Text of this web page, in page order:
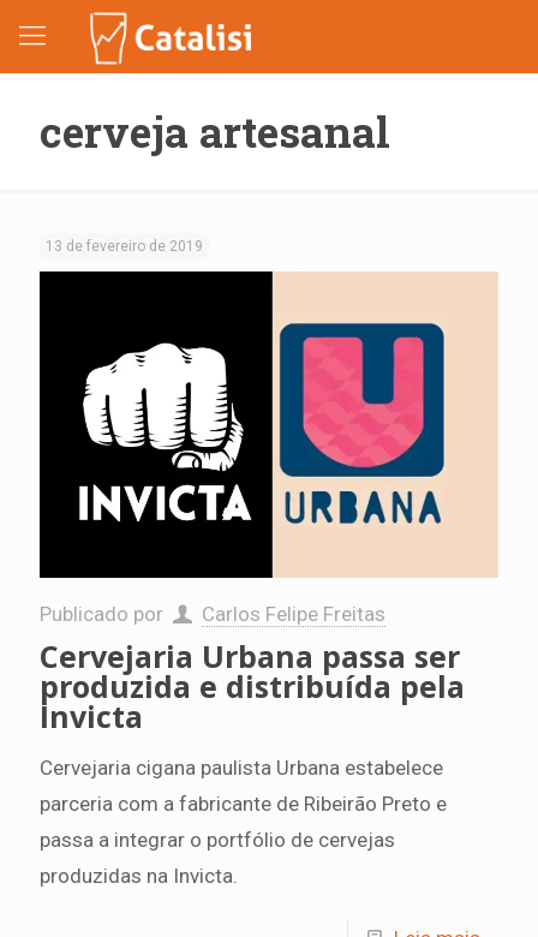
cerveja artesanal
13 de fevereiro de 2019
Publicado por Carlos Felipe Freitas
Cervejaria Urbana passa ser
produzida e distribuída pela
Invicta
Cervejaria cigana paulista Urbana estabelece
parceria com a fabricante de Ribeirão Preto e
passa a integrar o portfólio de cervejas
produzidas na Invicta.